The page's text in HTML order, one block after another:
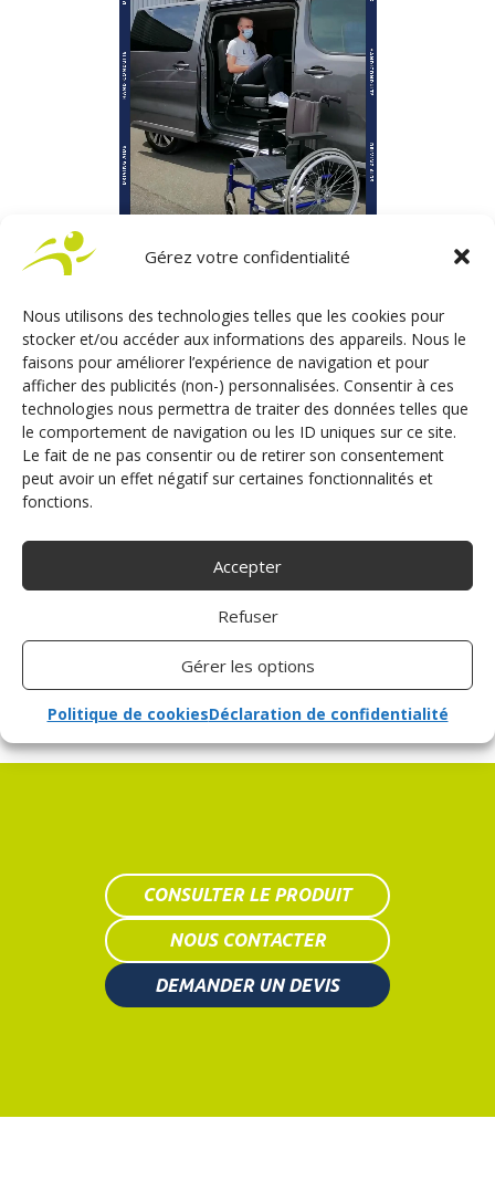
Gérez votre confidentialité
Nous utilisons des technologies telles que les cookies pour
stocker et/ou accéder aux informations des appareils. Nous le
faisons pour améliorer l’expérience de navigation et pour
afficher des publicités (non-) personnalisées. Consentir à ces
technologies nous permettra de traiter des données telles que
le comportement de navigation ou les ID uniques sur ce site.
Le fait de ne pas consentir ou de retirer son consentement
peut avoir un effet négatif sur certaines fonctionnalités et
fonctions.
Accepter
Refuser
Gérer les options
Politique de cookiesDéclaration de confidentialité
SIÈGE PIVOTANT
La rotation du siège est actionnée par une
télécommande filaire se situant sur le côté droit du
siège.
Cet aménagement pour personne à mobilité réduite
facilite le transfert entre le fauteuil roulant et le véhicule,
mais il peut aussi aider la personne à tout simplement
CONSULTER LE PRODUIT
NOUS CONTACTER
DEMANDER UN DEVIS